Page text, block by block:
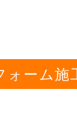
ォーム施